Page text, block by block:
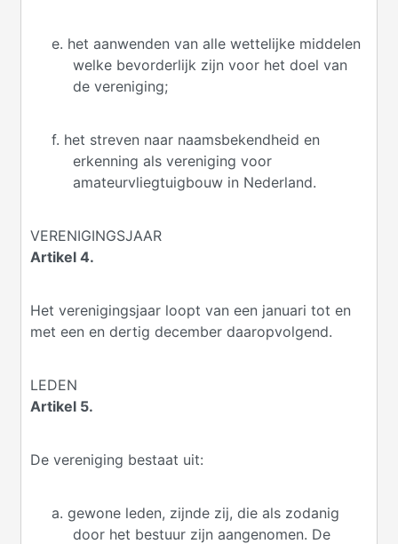
e. het aanwenden van alle wettelijke middelen
welke bevorderlijk zijn voor het doel van
de vereniging;
f. het streven naar naamsbekendheid en
erkenning als vereniging voor
amateurvliegtuigbouw in Nederland.
VERENIGINGSJAAR
Artikel 4.
Het verenigingsjaar loopt van een januari tot en
met een en dertig december daaropvolgend.
LEDEN
Artikel 5.
De vereniging bestaat uit:
a. gewone leden, zijnde zij, die als zodanig
door het bestuur zijn aangenomen. De